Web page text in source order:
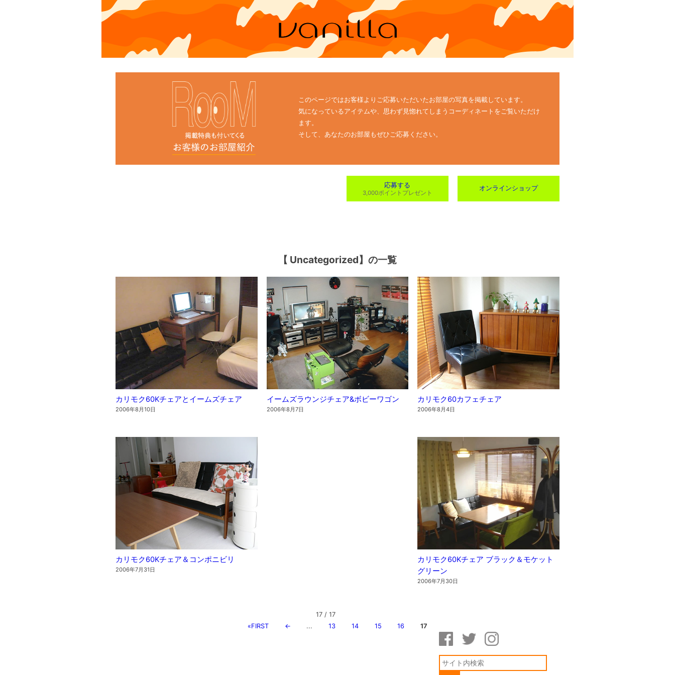
このページではお客様よりご応募いただいたお部屋の写真を掲載しています。
気になっているアイテムや、思わず見惚れてしまうコーディネートをご覧いただけ
ます。
そして、あなたのお部屋もぜひご応募ください。
応募する オンラインショップ
【 Uncategorized】の一覧
カリモク60Kチェアとイームズチェア
2006年8月10日
イームズラウンジチェア&ボビーワゴン
2006年8月7日
カリモク60カフェチェア
2006年8月4日
カリモク60Kチェア＆コンポニビリ
2006年7月31日
カリモク60Kチェア ブラック＆モケット
グリーン
2006年7月30日
17 / 17
«FIRST
← ... 13 14 15 16 17